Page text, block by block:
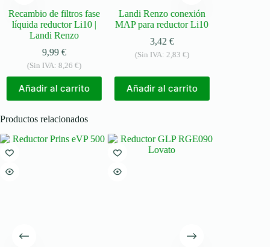
de filtros fase
reductor Li10 |
Landi Renzo
9,99€
(Sin IVA:8,26€ )
Añadir al carrito
Landi Renzo conexión
MAP para reductor Li10
3,42€
(Sin IVA:2,83 € )
Añadir al carrito
Landi Renzo
Productos relacionados